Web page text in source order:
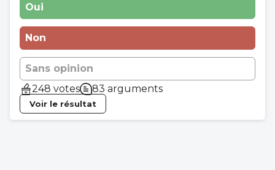
Oui
Non
Sans opinion
248 votes
83 arguments
Voir le résultat